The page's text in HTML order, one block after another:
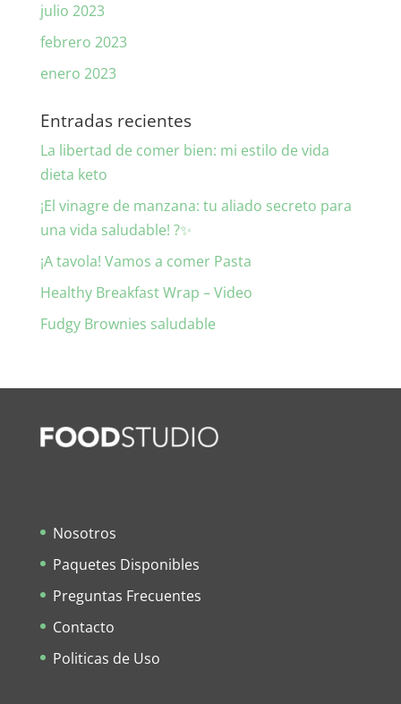
julio 2023
febrero 2023
enero 2023
Entradas recientes
La libertad de comer bien: mi estilo de vida
dieta keto
¡El vinagre de manzana: tu aliado secreto para
una vida saludable! ?✨
¡A tavola! Vamos a comer Pasta
Healthy Breakfast Wrap – Video
Fudgy Brownies saludable
Nosotros
Paquetes Disponibles
Preguntas Frecuentes
Contacto
Politicas de Uso